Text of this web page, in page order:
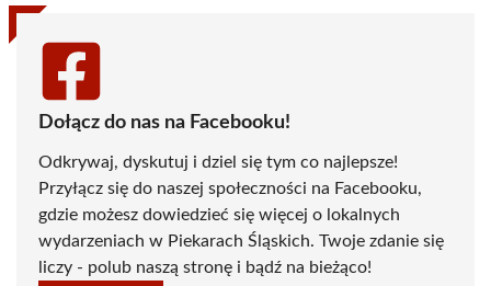
Dołącz do nas na Facebooku!
Odkrywaj, dyskutuj i dziel się tym co najlepsze!
Przyłącz się do naszej społeczności na Facebooku,
gdzie możesz dowiedzieć się więcej o lokalnych
wydarzeniach w Piekarach Śląskich. Twoje zdanie się
liczy - polub naszą stronę i bądź na bieżąco!